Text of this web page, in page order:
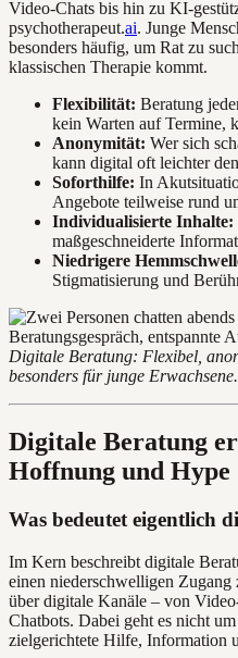
Video-Chats bis hin zu KI-
psychotherapeut.ai. Junge
besonders häufig, um Rat zu
klassischen Therapie kommt.
Flexibilität: Beratung
kein Warten auf Termine,
Anonymität: Wer sich
kann digital oft leichter
Soforthilfe: In
Angebote teilweise rund
Individualisierte Inhalte:
maßgeschneiderte
Niedrigere
Stigmatisierung und
Digitale Beratung: Flexibel,
besonders für junge Erwachsene.
Digitale Beratung
Hoffnung und Hype
Was bedeutet eigentlich
Im Kern beschreibt digitale
einen niederschwelligen
über digitale Kanäle – von
Chatbots. Dabei geht es nicht
zielgerichtete Hilfe, Information